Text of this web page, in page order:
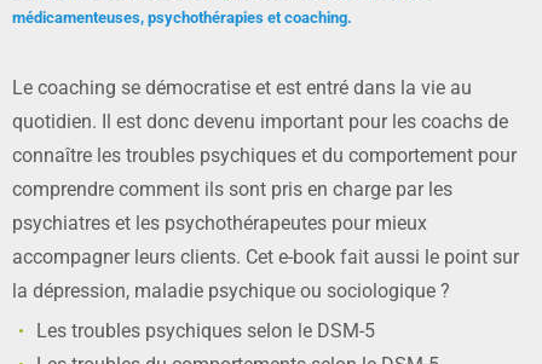
médicamenteuses, psychothérapies et coaching.
Le coaching se démocratise et est entré dans la vie au
quotidien. Il est donc devenu important pour les coachs de
connaître les troubles psychiques et du comportement pour
comprendre comment ils sont pris en charge par les
psychiatres et les psychothérapeutes pour mieux
accompagner leurs clients. Cet e-book fait aussi le point sur
la dépression, maladie psychique ou sociologique ?
Les troubles psychiques selon le DSM-5